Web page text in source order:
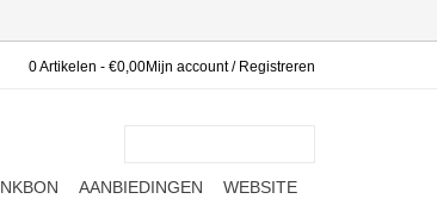
0 Artikelen - €0,00Mijn account / Registreren
AANBIEDINGEN WEBSITE